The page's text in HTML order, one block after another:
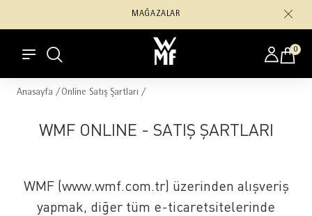
MAĞAZALAR
0
Anasayfa / Online Satış Şartları /
WMF ONLINE - SATIŞ ŞARTLARI
WMF (​www.wmf.com.tr​) üzerinden alışveriş
yapmak, diğer tüm e-ticaretsitelerinde